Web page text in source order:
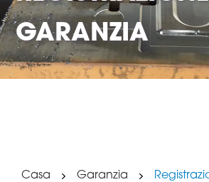
GARANZIA
Casa Garanzia